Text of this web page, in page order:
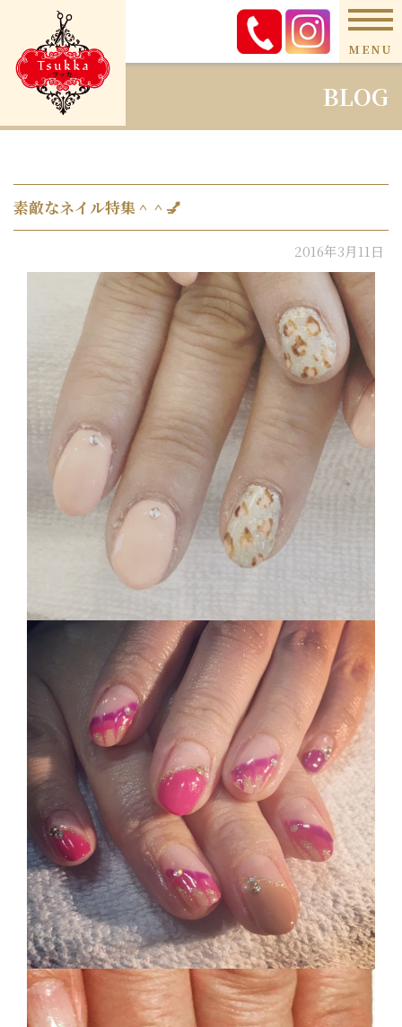
MENU
BLOG
素敵なネイル特集＾＾💅
2016年3月11日